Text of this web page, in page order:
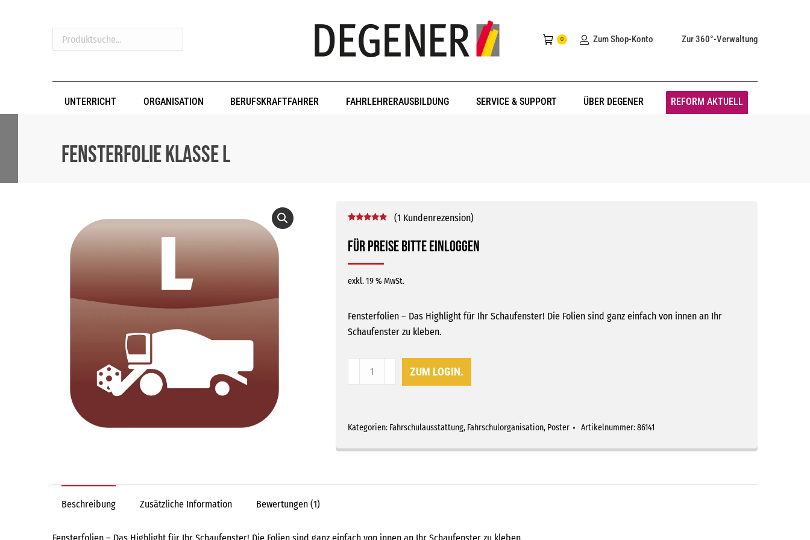
Produktsuche...
0 Zum Shop-Konto Zur 360°-Verwaltung
UNTERRICHT ORGANISATION BERUFSKRAFTFAHRER FAHRLEHRERAUSBILDUNG SERVICE & SUPPORT ÜBER DEGENER REFORM AKTUELL
Fensterfolie Klasse L
Für Preise bitte einloggen
5.00
basierend
Kundenbewertung
(1 Kundenrezension)
exkl. 19 % MwSt.
Fensterfolien – Das Highlight für Ihr Schaufenster! Die Folien sind ganz einfach von innen an Ihr
Schaufenster zu kleben.
ZUM LOGIN.
Kategorien: Fahrschulausstattung, Fahrschulorganisation, Poster Artikelnummer:86141
Beschreibung Zusätzliche Information Bewertungen (1)